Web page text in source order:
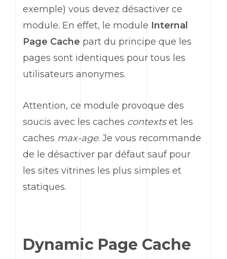
exemple) vous devez désactiver ce
module. En effet, le module Internal
Page Cache part du principe que les
pages sont identiques pour tous les
utilisateurs anonymes.
Attention, ce module provoque des
soucis avec les caches contextset les
caches max-age. Je vous recommande
de le désactiver par défaut sauf pour
les sites vitrines les plus simples et
statiques.
Dynamic Page Cache